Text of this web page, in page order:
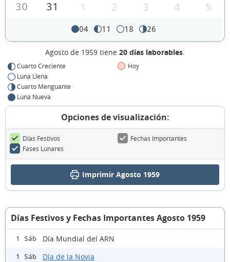
30
31 1 2 3 4 5
04 11 18 26
Agosto de 1959 tiene 20 días laborables.
Cuarto Creciente
Luna Llena
Cuarto Menguante
Luna Nueva
Hoy
Opciones de visualización:
Días Festivos
Fechas Importantes
Fases Lunares
Imprimir Agosto 1959
Días Festivos y Fechas Importantes Agosto 1959
1 Sáb Día Mundial del ARN
1 Sáb Día de la Novia